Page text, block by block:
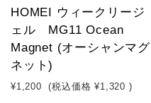
HOMEI ウィークリージ
ェル MG11 Ocean
Magnet (オーシャンマグ
ネット)
¥1,200 (税込価格 ¥1,320 )